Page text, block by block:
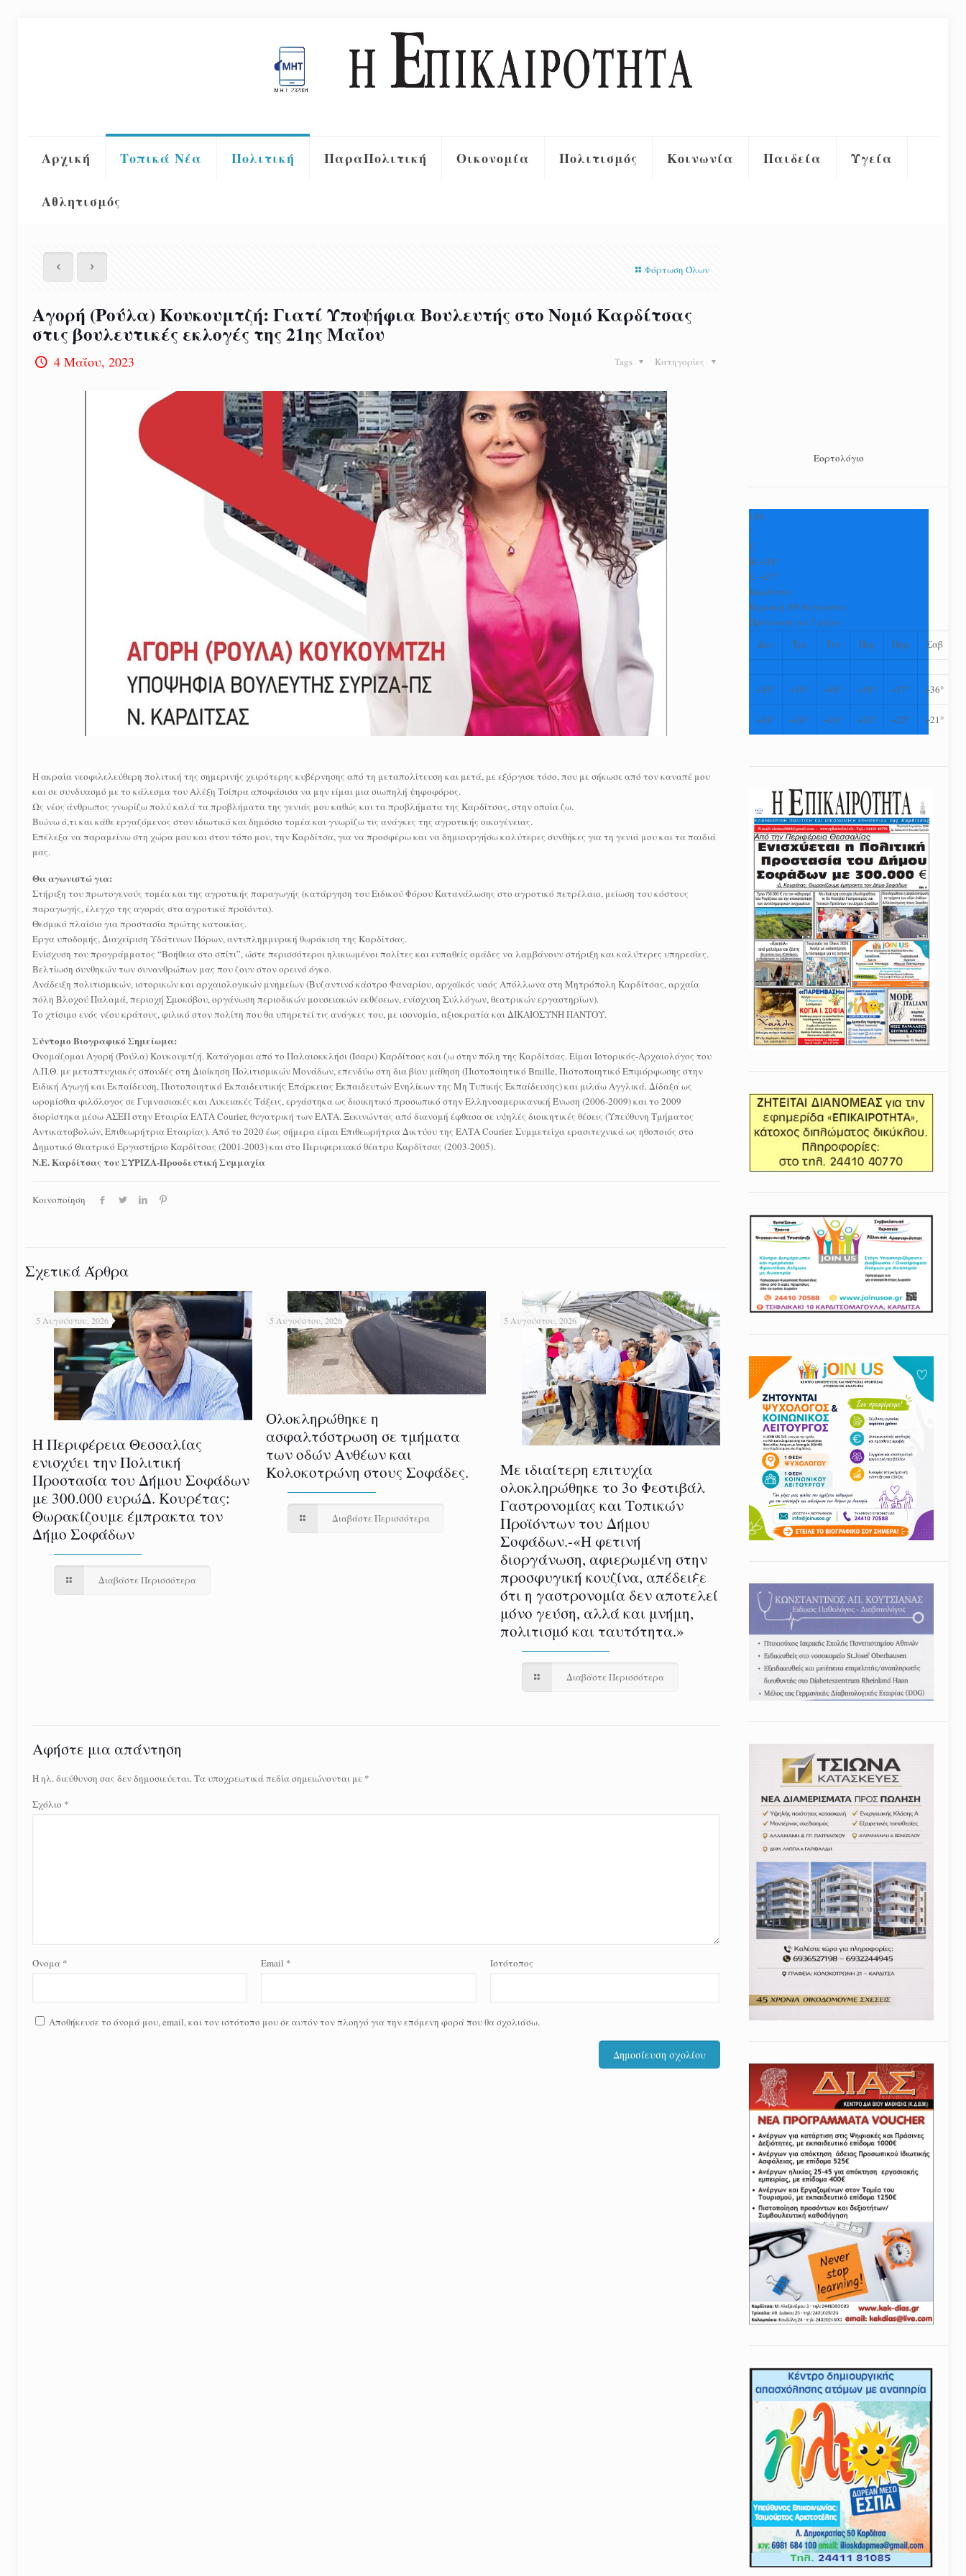
Αρχική Τοπικά Νέα Πολιτική ΠαραΠολιτική Οικονομία Πολιτισμός Κοινωνία Παιδεία Υγεία
Αθλητισμός
Φόρτωση Όλων
Αγορή (Ρούλα) Κουκουμτζή: Γιατί Υποψήφια Βουλευτής στο Νομό Καρδίτσας
στις βουλευτικές εκλογές της 21ης Μαΐου
4 Μαΐου, 2023 Κατηγορίες
Tags
Η ακραία νεοφιλελεύθερη πολιτική της σημερινής χειρότερης κυβέρνησης από τη μεταπολίτευση και μετά, με εξόργισε τόσο, που με σήκωσε από τον καναπέ μου
και σε συνδυασμό με το κάλεσμα του Αλέξη Τσίπρα αποφάσισα να μην είμαι μια σιωπηλή ψηφοφόρος.
Ως νέος άνθρωπος γνωρίζω πολύ καλά τα προβλήματα της γενιάς μου καθώς και τα προβλήματα της Καρδίτσας, στην οποία ζω.
Βιώνω ό,τι και κάθε εργαζόμενος στον ιδιωτικό και δημόσιο τομέα και γνωρίζω τις ανάγκες της αγροτικής οικογένειας.
Επέλεξα να παραμείνω στη χώρα μου και στον τόπο μου, την Καρδίτσα, για να προσφέρω και να δημιουργήσω καλύτερες συνθήκες για τη γενιά μου και τα παιδιά
μας.
Θα αγωνιστώ για:
Στήριξη του πρωτογενούς τομέα και της αγροτικής παραγωγής (κατάργηση του Ειδικού Φόρου Κατανάλωσης στο αγροτικό πετρέλαιο, μείωση του κόστους
παραγωγής, έλεγχο της αγοράς στα αγροτικά προϊόντα).
Θεσμικό πλαίσιο για προστασία πρώτης κατοικίας.
Έργα υποδομής, Διαχείριση Υδάτινων Πόρων, αντιπλημμυρική θωράκιση της Καρδίτσας.
Ενίσχυση του προγράμματος “Βοήθεια στο σπίτι”, ώστε περισσότεροι ηλικιωμένοι πολίτες και ευπαθείς ομάδες να λαμβάνουν στήριξη και καλύτερες υπηρεσίες.
Βελτίωση συνθηκών των συνανθρώπων μας που ζουν στον ορεινό όγκο.
Ανάδειξη πολιτισμικών, ιστορικών και αρχαιολογικών μνημείων (Βυζαντινό κάστρο Φαναρίου, αρχαϊκός ναός Απόλλωνα στη Μητρόπολη Καρδίτσας, αρχαία
πόλη Βλοχού Παλαμά, περιοχή Σμοκόβου, οργάνωση περιοδικών μουσειακών εκθέσεων, ενίσχυση Συλλόγων, θεατρικών εργαστηρίων).
Το χτίσιμο ενός νέου κράτους, φιλικό στον πολίτη που θα υπηρετεί τις ανάγκες του, με ισονομία, αξιοκρατία και ΔΙΚΑΙΟΣΥΝΗ ΠΑΝΤΟΥ.
Σύντομο Βιογραφικό Σημείωμα:
Ονομάζομαι Αγορή (Ρούλα) Κουκουμτζή. Κατάγομαι από το Παλαιοκκλήσι (Ίσαρι) Καρδίτσας και ζω στην πόλη της Καρδίτσας. Είμαι Ιστορικός-Αρχαιολόγος του
Α.Π.Θ. με μεταπτυχιακές σπουδές στη Διοίκηση Πολιτισμικών Μονάδων, επενδύω στη δια βίου μάθηση (Πιστοποιητικό Braille, Πιστοποιητικό Επιμόρφωσης στην
Ειδική Αγωγή και Εκπαίδευση, Πιστοποιητικό Εκπαιδευτικής Επάρκειας Εκπαιδευτών Ενηλίκων της Μη Τυπικής Εκπαίδευσης) και μιλάω Αγγλικά. Δίδαξα ως
ωρομίσθια φιλόλογος σε Γυμνασιακές και Λυκειακές Τάξεις, εργάστηκα ως διοικητικό προσωπικό στην Ελληνοαμερικανική Ένωση (2006-2009) και το 2009
διορίστηκα μέσω ΑΣΕΠ στην Εταιρία ΕΛΤΑ Courier, θυγατρική των ΕΛΤΑ. Ξεκινώντας από διανομή έφθασα σε υψηλές διοικητικές θέσεις (Υπεύθυνη Τμήματος
Αντικαταβολών, Επιθεωρήτρια Εταιρίας). Από το 2020 έως σήμερα είμαι Επιθεωρήτρια Δικτύου της ΕΛΤΑ Courier. Συμμετείχα ερασιτεχνικά ως ηθοποιός στο
Δημοτικό Θεατρικό Εργαστήριο Καρδίτσας (2001-2003) και στο Περιφερειακό θέατρο Καρδίτσας (2003-2005).
Ν.Ε. Καρδίτσας του ΣΥΡΙΖΑ-Προοδευτική Συμμαχία
Κοινοποίηση
Σχετικά Άρθρα
5 Αυγούστου, 2026
Η Περιφέρεια Θεσσαλίας
ενισχύει την Πολιτική
Προστασία του Δήμου Σοφάδων
με 300.000 ευρώΔ. Κουρέτας:
Θωρακίζουμε έμπρακτα τον
Δήμο Σοφάδων
Διαβάστε Περισσότερα
5 Αυγούστου, 2026
Ολοκληρώθηκε η
ασφαλτόστρωση σε τμήματα
των οδών Ανθέων και
Κολοκοτρώνη στους Σοφάδες.
Διαβάστε Περισσότερα
5 Αυγούστου, 2026
Με ιδιαίτερη επιτυχία
ολοκληρώθηκε το 3ο Φεστιβάλ
Γαστρονομίας και Τοπικών
Προϊόντων του Δήμου
Σοφάδων.-«Η φετινή
διοργάνωση, αφιερωμένη στην
προσφυγική κουζίνα, απέδειξε
ότι η γαστρονομία δεν αποτελεί
μόνο γεύση, αλλά και μνήμη,
πολιτισμό και ταυτότητα.»
Διαβάστε Περισσότερα
Αφήστε μια απάντηση
Η ηλ. διεύθυνση σας δεν δημοσιεύεται.Τα υποχρεωτικά πεδία σημειώνονται με *
Σχόλιο *
Όνομα * Email * Ιστότοπος
Αποθήκευσε το όνομά μου, email, και τον ιστότοπο μου σε αυτόν τον πλοηγό για την επόμενη φορά που θα σχολιάσω.
Εορτολόγιο
+36
°
C
H:+38°
L:+27°
Καρδίτσα
Κυριακή, 09 Αύγουστος
Πρόγνωση για 7 μέρες
Δευ
Τρι Τετ Πεμ Παρ Σαβ
+35° +39° +40° +39° +37° +36°
+24° +24° +24° +24° +23° +21°